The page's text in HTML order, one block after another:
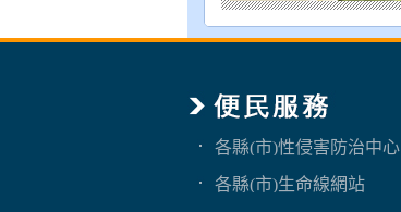
各縣(市)性侵害防治中心
各縣(市)生命線網站